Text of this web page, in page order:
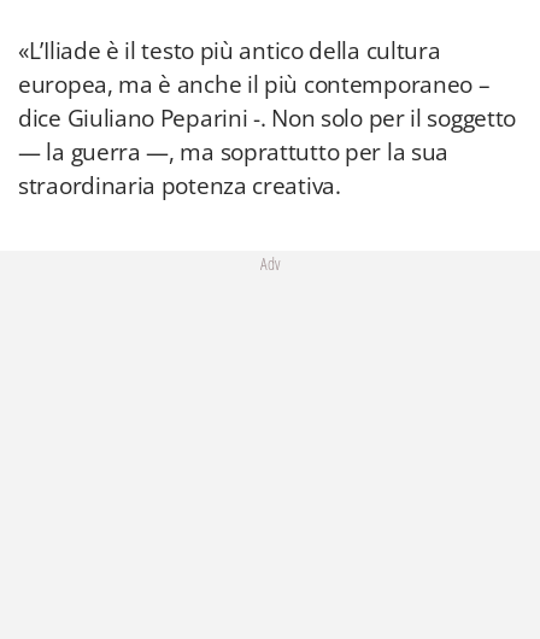
«L’Iliade è il testo più antico della cultura
europea, ma è anche il più contemporaneo –
dice Giuliano Peparini -. Non solo per il soggetto
— la guerra —, ma soprattutto per la sua
straordinaria potenza creativa.
Adv